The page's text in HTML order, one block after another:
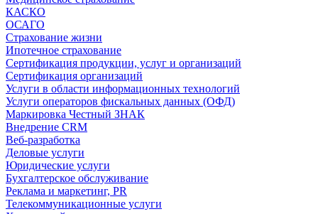
КАСКО
ОСАГО
Страхование жизни
Ипотечное страхование
Сертификация продукции, услуг и организаций
Сертификация организаций
Услуги в области информационных технологий
Услуги операторов фискальных данных (ОФД)
Маркировка Честный ЗНАК
Внедрение CRM
Веб-разработка
Деловые услуги
Юридические услуги
Бухгалтерское обслуживание
Реклама и маркетинг, PR
Телекоммуникационные услуги